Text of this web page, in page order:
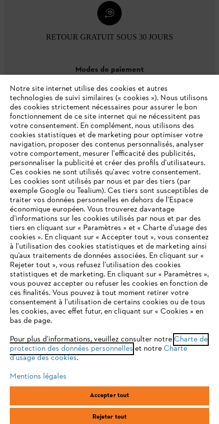
RETOUR GRATUIT SOUS 30 JOURS
Modes de paiement
L'Entreprise
Questions / Réponses
Service
Conditions Générales de Vente
Mentions légales Cookies
Conditions de garantie
ANDREAS STIHL SAS, 1 rue des Epinettes, ZI Nord de Torcy, 77200
VOTRE NAVIGATEUR INTERNET
N'EST PLUS PRIS EN CHARGE
Vous utilisez un navigateur Internet que nous ne prenons plus
en charge, et certaines fonctionnalités de notre site ne
peuvent fonctionner correctement. Pour une utilisation
optimale de notre site, nous vous recommandons de passer à
l'un des navigateurs suivants :
firefox chrome
Notre site internet utilise des cookies et autres
technologies de suivi similaires (« cookies »). Nous utilisons
des cookies strictement nécessaires pour assurer le bon
fonctionnement de ce site internet qui ne nécessitent pas
votre consentement. En complément, nous utilisons des
cookies statistiques et de marketing pour optimiser votre
navigation, proposer des contenus personnalisés, analyser
votre comportement, mesurer l'efficacité des publicités,
personnaliser la publicité et créer des profils d'utilisateurs.
Ces cookies ne sont utilisés qu'avec votre consentement.
Les cookies sont utilisés par nous et par des tiers (par
exemple Google ou Tealium). Ces tiers sont susceptibles de
traiter vos données personnelles en dehors de l'Espace
économique européen. Vous trouverez davantage
d’informations sur les cookies utilisés par nous et par des
tiers en cliquant sur « Paramètres » et « Charte d’usage des
cookies ». En cliquant sur « Accepter tout », vous consentez
à l'utilisation des cookies statistiques et de marketing ainsi
qu’aux traitements de données associées. En cliquant sur «
Rejeter tout », vous refusez l'utilisation des cookies
statistiques et de marketing. En cliquant sur « Paramètres »,
vous pouvez accepter ou refuser les cookies en fonction de
ces finalités. Vous pouvez à tout moment retirer votre
consentement à l'utilisation de certains cookies ou de tous
les cookies, avec effet futur, en cliquant sur « Cookies » en
bas de page.
Pour plus d'informations, veuillez consulter notre Charte de
protection des données personnelles et notre Charte
d'usage des cookies.
Mentions légales
Accepter tout
Rejeter tout